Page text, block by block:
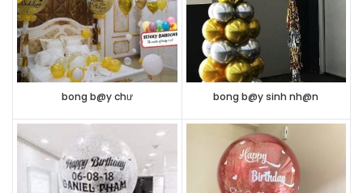
bong b@y chư bong b@y sinh nh@n